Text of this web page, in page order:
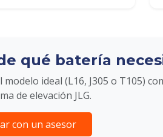
qué batería
ideal (L16, J305 o T105)
de elevación JLG.
con un asesor